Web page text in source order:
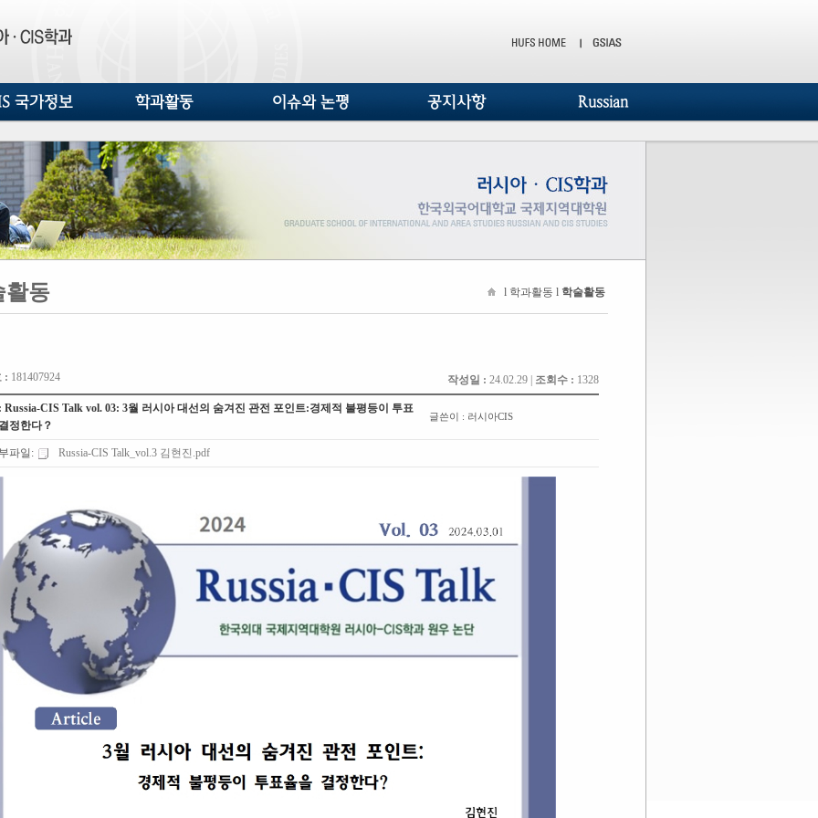
국가정보 학과활동 이슈와 논평 공지사항 Russian
활동 l 학과활동 l 학술활동
: 181407924 작성일 : 24.02.29 | 조회수 : 1328
Russia-CIS Talk vol. 03: 3월 러시아 대선의 숨겨진 관전 포인트:경제적 불평등이 투표
정한다？
글쓴이 : 러시아CIS
파일: Russia-CIS Talk_vol.3 김현진.pdf